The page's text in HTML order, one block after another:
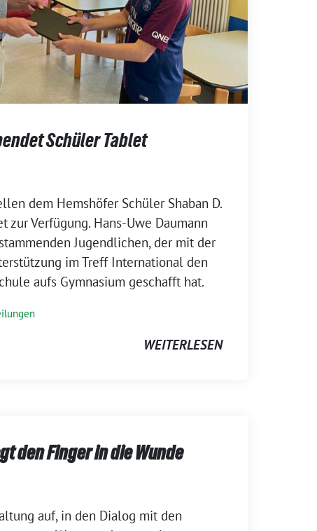
Schüler Tablet
dem Hemshöfer Schüler Shaban D.
zur Verfügung. Hans-Uwe Daumann
Jugendlichen, der mit der
im Treff International den
aufs Gymnasium geschafft hat.
WEITERLESEN
den Finger in die Wunde
auf, in den Dialog mit den